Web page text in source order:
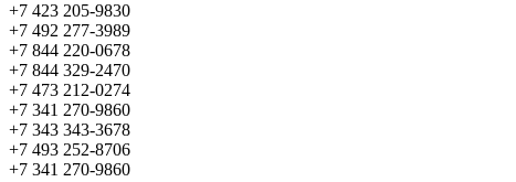
+7 423 205-9830
+7 492 277-3989
+7 844 220-0678
+7 844 329-2470
+7 473 212-0274
+7 341 270-9860
+7 343 343-3678
+7 493 252-8706
+7 341 270-9860